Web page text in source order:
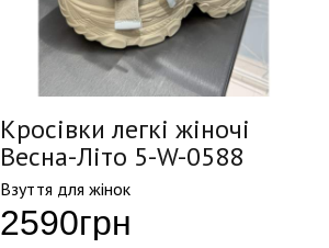
Кросівки легкі жіночі
Весна-Літо 5-W-0588
Взуття для жінок
2590грн